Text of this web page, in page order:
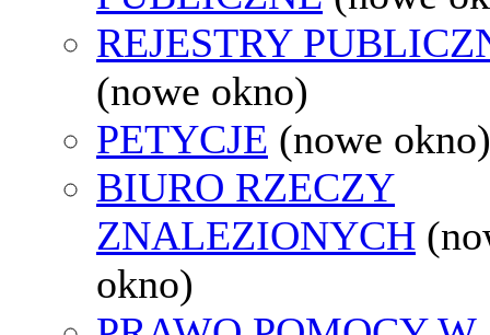
REJESTRY
(nowe okno)
PETYCJE (nowe okno)
BIURO RZECZY
ZNALEZIONYCH
okno)